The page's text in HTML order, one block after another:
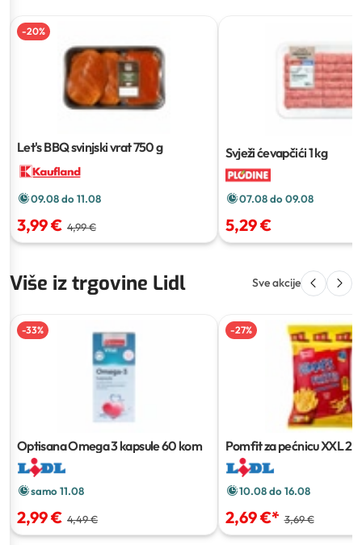
-20%
Let's BBQ svinjski vrat750 g
09.08 do 11.08
3,99 € 4,99 €
Svježi ćevapčići1 kg
07.08 do 09.08
5,29 €
Više iz trgovine Lidl Sve akcije
-33%
Optisana Omega 3 kapsule60 kom
samo 11.08
2,99 € 4,49 €
-27%
Pomfit za pećnicu XXL
10.08 do 16.08
2,69 €* 3,69 €